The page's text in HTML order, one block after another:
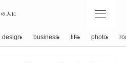
design business life photo